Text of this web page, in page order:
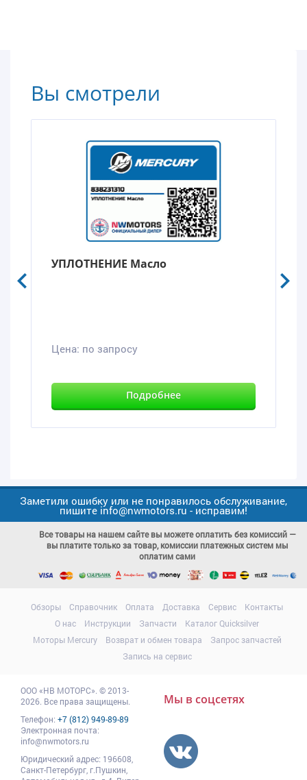
Вы смотрели
УПЛОТНЕНИЕ Масло
Цена: по запросу
Подробнее
Заметили ошибку или не понравилось обслуживание,
пишите info@nwmotors.ru - исправим!
Все товары на нашем сайте вы можете оплатить без комиссий —
вы платите только за товар, комиссии платежных систем мы
оплатим сами
Обзоры Справочник Оплата Доставка Сервис
Контакты
О нас
Инструкции Запчасти
Каталог Quicksilver
Моторы Mercury
Возврат и обмен товара
Запрос запчастей
Запись на сервис
ООО«НВ МОТОРС» © 2013-
2026. Все права защищены.
Телефон: +7 (812) 949-89-89
Электронная почта:
info@nwmotors.ru
Юридический адрес: 196608
Санкт-Петербург, г.Пушкин
Мы в соцсетях